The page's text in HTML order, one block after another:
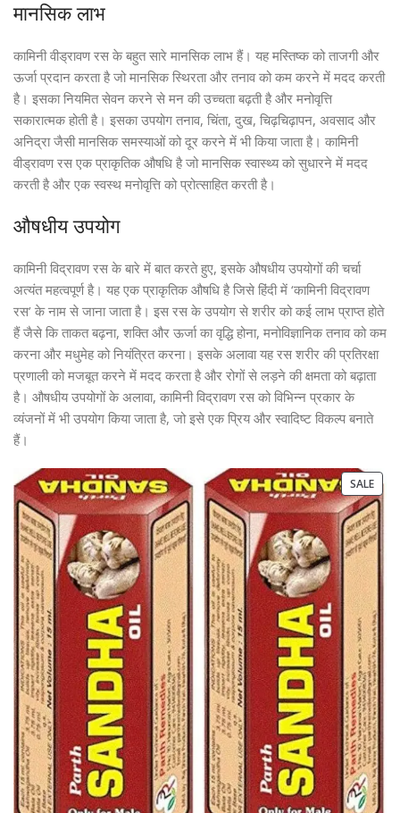
मानसिक लाभ
कामिनी वीड्रावण रस के बहुत सारे मानसिक लाभ हैं। यह मस्तिष्क को ताजगी और
ऊर्जा प्रदान करता है जो मानसिक स्थिरता और तनाव को कम करने में मदद करती
है। इसका नियमित सेवन करने से मन की उच्चता बढ़ती है और मनोवृत्ति
सकारात्मक होती है। इसका उपयोग तनाव, चिंता, दुख, चिढ़चिढ़ापन, अवसाद और
अनिद्रा जैसी मानसिक समस्याओं को दूर करने में भी किया जाता है। कामिनी
वीड्रावण रस एक प्राकृतिक औषधि है जो मानसिक स्वास्थ्य को सुधारने में मदद
करती है और एक स्वस्थ मनोवृत्ति को प्रोत्साहित करती है।
औषधीय उपयोग
कामिनी विद्रावण रस के बारे में बात करते हुए, इसके औषधीय उपयोगों की चर्चा
अत्यंत महत्वपूर्ण है। यह एक प्राकृतिक औषधि है जिसे हिंदी में ‘कामिनी विद्रावण
रस’ के नाम से जाना जाता है। इस रस के उपयोग से शरीर को कई लाभ प्राप्त होते
हैं जैसे कि ताकत बढ़ना, शक्ति और ऊर्जा का वृद्धि होना, मनोविज्ञानिक तनाव को कम
करना और मधुमेह को नियंत्रित करना। इसके अलावा यह रस शरीर की प्रतिरक्षा
प्रणाली को मजबूत करने में मदद करता है और रोगों से लड़ने की क्षमता को बढ़ाता
है। औषधीय उपयोगों के अलावा, कामिनी विद्रावण रस को विभिन्न प्रकार के
व्यंजनों में भी उपयोग किया जाता है, जो इसे एक प्रिय और स्वादिष्ट विकल्प बनाते
हैं।
SALE